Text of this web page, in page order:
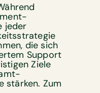
jeder
die sich
Support
Ziele
stärken. Zum